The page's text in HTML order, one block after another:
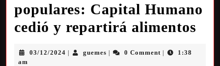
populares: Capital Humano
cedió y repartirá alimentos
03/12/2024 guemes 0 Comment
1:38
am